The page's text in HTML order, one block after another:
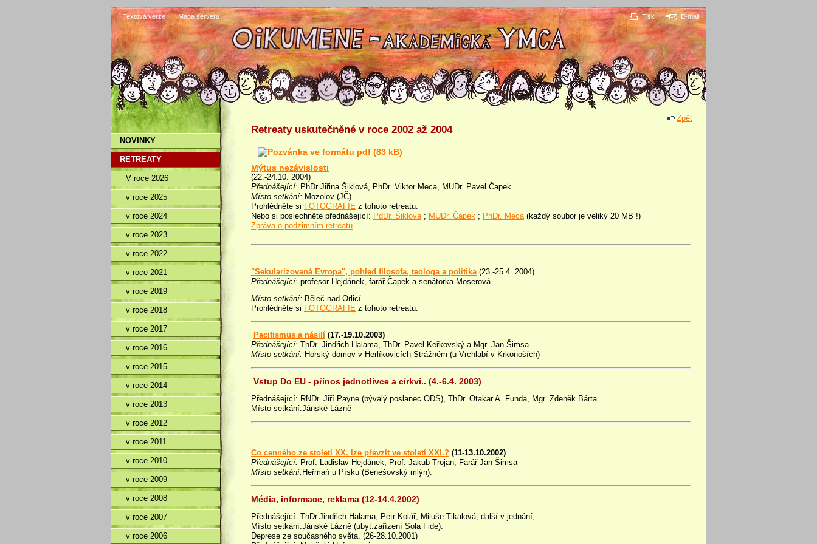
Textová verze Mapa serveru Tisk E-mail
NOVINKY
RETREATY
V roce 2026
v roce 2025
v roce 2024
v roce 2023
v roce 2022
v roce 2021
v roce 2019
v roce 2018
v roce 2017
v roce 2016
v roce 2015
v roce 2014
v roce 2013
v roce 2012
v roce 2011
v roce 2010
v roce 2009
v roce 2008
v roce 2007
v roce 2006
Zpět
Retreaty uskutečněné v roce 2002 až 2004
Mýtus nezávislosti
(22.-24.10. 2004)
Přednášející: PhDr Jiřina Šiklová, PhDr. Viktor Meca, MUDr. Pavel Čapek.
Místo setkání: Mozolov (JČ)
Prohlédněte si FOTOGRAFIE z tohoto retreatu.
Nebo si poslechněte přednášející: PdDr. Šiklová ; MUDr. Čapek ; PhDr. Meca (každý soubor je veliký 20 MB !)
Zpráva o podzimním retreatu
"Sekularizovaná Evropa", pohled filosofa, teologa a politika (23.-25.4. 2004)
Přednášející: profesor Hejdánek, farář Čapek a senátorka Moserová
Místo setkání: Běleč nad Orlicí
Prohlédněte si FOTOGRAFIE z tohoto retreatu.
Pacifismus a násilí (17.-19.10.2003)
Přednášející: ThDr. Jindřich Halama, ThDr. Pavel Keřkovský a Mgr. Jan Šimsa
Místo setkání: Horský domov v Herlíkovicích-Strážném (u Vrchlabí v Krkonoších)
Vstup Do EU - přínos jednotlivce a církví.. (4.-6.4. 2003)
Přednášející: RNDr. Jiří Payne (bývalý poslanec ODS), ThDr. Otakar A. Funda, Mgr. Zdeněk Bárta
Místo setkání:Jánské Lázně
Co cenného ze století XX. lze převzít ve století XXI.? (11-13.10.2002)
Přednášející: Prof. Ladislav Hejdánek; Prof. Jakub Trojan; Farář Jan Šimsa
Místo setkání: Heřmań u Písku (Benešovský mlýn).
Média, informace, reklama (12-14.4.2002)
Přednášející: ThDr.Jindřich Halama, Petr Kolář, Miluše Tikalová, další v jednání;
Místo setkání:Jánské Lázně (ubyt.zařízení Sola Fide).
Deprese ze současného světa. (26-28.10.2001)